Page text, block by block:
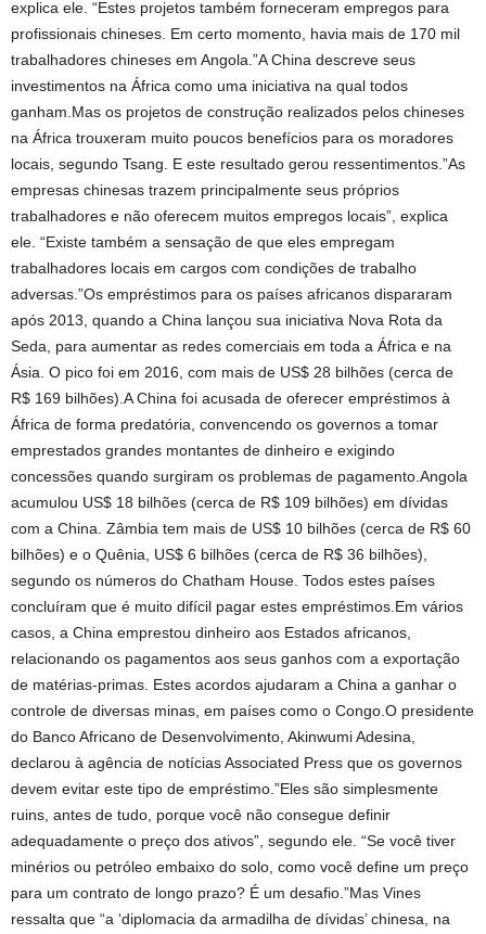
explica ele. “Estes projetos também forneceram empregos para
profissionais chineses. Em certo momento, havia mais de 170 mil
trabalhadores chineses em Angola.”A China descreve seus
investimentos na África como uma iniciativa na qual todos
ganham.Mas os projetos de construção realizados pelos chineses
na África trouxeram muito poucos benefícios para os moradores
locais, segundo Tsang. E este resultado gerou ressentimentos.”As
empresas chinesas trazem principalmente seus próprios
trabalhadores e não oferecem muitos empregos locais”, explica
ele. “Existe também a sensação de que eles empregam
trabalhadores locais em cargos com condições de trabalho
adversas.”Os empréstimos para os países africanos dispararam
após 2013, quando a China lançou sua iniciativa Nova Rota da
Seda, para aumentar as redes comerciais em toda a África e na
Ásia. O pico foi em 2016, com mais de US$ 28 bilhões (cerca de
R$ 169 bilhões).A China foi acusada de oferecer empréstimos à
África de forma predatória, convencendo os governos a tomar
emprestados grandes montantes de dinheiro e exigindo
concessões quando surgiram os problemas de pagamento.Angola
acumulou US$ 18 bilhões (cerca de R$ 109 bilhões) em dívidas
com a China. Zâmbia tem mais de US$ 10 bilhões (cerca de R$ 60
bilhões) e o Quênia, US$ 6 bilhões (cerca de R$ 36 bilhões),
segundo os números do Chatham House. Todos estes países
concluíram que é muito difícil pagar estes empréstimos.Em vários
casos, a China emprestou dinheiro aos Estados africanos,
relacionando os pagamentos aos seus ganhos com a exportação
de matérias-primas. Estes acordos ajudaram a China a ganhar o
controle de diversas minas, em países como o Congo.O presidente
do Banco Africano de Desenvolvimento, Akinwumi Adesina,
declarou à agência de notícias Associated Press que os governos
devem evitar este tipo de empréstimo.”Eles são simplesmente
ruins, antes de tudo, porque você não consegue definir
adequadamente o preço dos ativos”, segundo ele. “Se você tiver
minérios ou petróleo embaixo do solo, como você define um preço
para um contrato de longo prazo? É um desafio.”Mas Vines
ressalta que “a ‘diplomacia da armadilha de dívidas’ chinesa, na